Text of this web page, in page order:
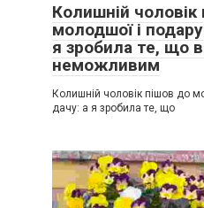
Колишній чоловік
молодшої і
я зробила те, що
неможливим
Колишній чоловік пішов до
дачу: а я зробила те, що